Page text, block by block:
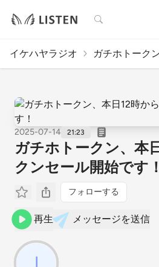
検索
イケハヤラジオ ガチホトーク
2025-07-14 21:23
ガチホトークン、本
クンセール開始です！
フォローする
再生 メッセージを送信